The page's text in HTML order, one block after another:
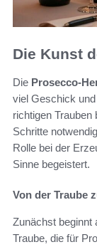
Die Kunst
Die Prosecco-
viel Geschick
richtigen Trauben
Schritte
Rolle bei der
Sinne begeistert.
Von der Traube
Zunächst beginnt
Traube, die für